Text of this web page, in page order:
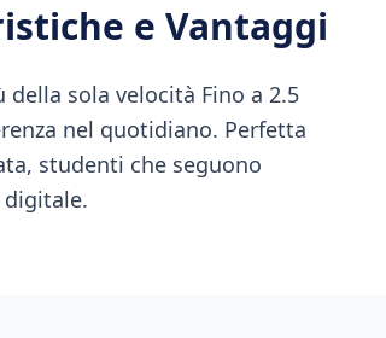
e Vantaggi
della sola velocità Fino a 2.5
nel quotidiano. Perfetta
studenti che seguono